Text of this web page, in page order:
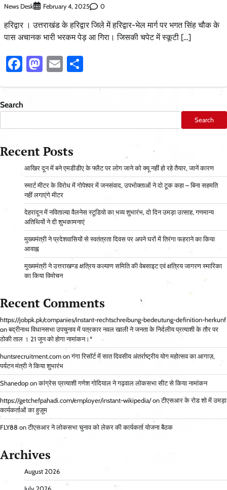
News Desk February 4, 2025 0
हरिद्वार । उत्तराखंड के हरिद्वार जिले में हरिद्वार-भेल मार्ग पर भगत सिंह चौक के
पास अचानक भारी भरकम पेड़ आ गिरा। जिसकी चपेट में स्कूटी […]
Facebook
Mastodon
Email
Search
Search
Recent Posts
आ​खिर दून में बने एमडीडीए के फ्लैट पर लोग जाने को क्यू नहीं हो रहे तैयार, जानें कारण
स्मार्ट मीटर के विरोध में गोपेश्वर में जनसंवाद, उपभोक्ताओं ने दो टूक कहा – बिना सहमति
नहीं लगाएंगे मीटर
देहरादून में नविताल्या वैलनेस स्टूडियो का भव्य शुभारंभ, दो दिन उमड़ा उत्साह, गणमान्य
अतिथियों ने दी शुभकामनाएं
मुख्यमंत्री ने प्रदेशवासियों से स्वतंत्रता दिवस पर अपने घरों में तिरंगा फहराने का किया
आवाह्न
मुख्यमंत्री ने उत्तराखण्ड क्षत्रिय कल्याण समिति की वेबसाइट एवं क्षत्रिय जागरण स्मारिका
का किया विमोचन
Recent Comments
https://jobpk.pk/companies/instant-rechtschreibung-bedeutung-definition-herkunf
onबद्रीनाथ विधानसभा उपचुनाव में पत्रकार नवल खाली ने जनता के निर्दलीय प्रत्याशी के तौर पर
ठोकी ताल । 21 जून को होगा नामांकन।*
huntsrecruitment.com onगंगा रिसॉर्ट में सात दिवसीय अंतर्राष्ट्रीय योग महोत्सव का आगाज़,
पर्यटन मंत्री ने किया शुभारंभ
Shanedop onकांग्रेस प्रत्याशी गणेश गोदियाल ने गढ़वाल लोकसभा सीट से किया नामांकन
https://getchefpahadi.com/employer/instant-wikipedia/onटीएसआर के रोड शो में उमड़ा
कार्यकर्ताओं का हुज़ूम
FLY88 onटीएसआर ने लोकसभा चुनाव को लेकर की कार्यकर्ता योजना बैठक
Archives
August 2026